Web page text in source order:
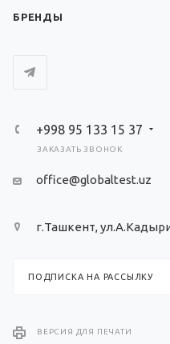
БРЕНДЫ
+998 95 133 15 37
ЗАКАЗАТЬ ЗВОНОК
office@globaltest.uz
г.Ташкент,
ПОДПИСКА НА РАССЫЛКУ
ВЕРСИЯ ДЛЯ ПЕЧАТИ